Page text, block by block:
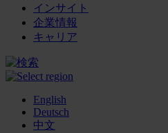
インサイト
企業情報
キャリア
English
Deutsch
中文